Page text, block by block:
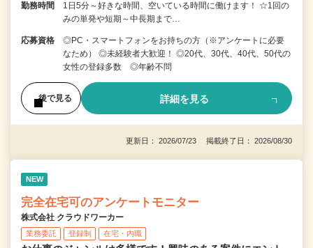
勤務時間
1日5分～好きな時間、空いている時間に働けます！ ☆1回の
みの単発や短期～中長期まで…
応募資格
◎PC・スマートフォンをお持ちの方（※アンケートに必要
なため） ◎未経験者大歓迎！ ◎20代、30代、40代、50代の
女性の登録多数 ◎年齢不問
後で見る 詳細を見る
更新日： 2026/07/23 掲載終了日： 2026/08/30
NEW
完全在宅可のアンケートモニター
株式会社 クラウドワーカー
業務委託 登録制 在宅・内職